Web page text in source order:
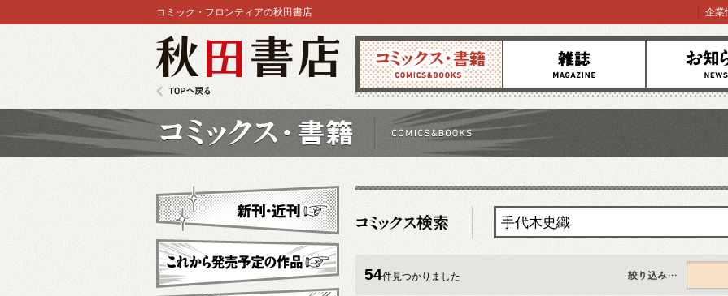
コミックス 雑誌 お知らせ
コミック・フロンティアの秋田書店 企業
54件見つかりました
新刊・近刊